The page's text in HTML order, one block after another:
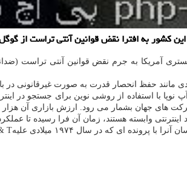
آمریکا به جرم نقض قوانین آنتی تراست
نوپا با استفاده از روشی نوین برای جستجو در
بشمار می رود. ارزش بازاری آن هزار میلیارد دلار
اینترنتی وابسته هستند، زمان آن فرا رسیده تا